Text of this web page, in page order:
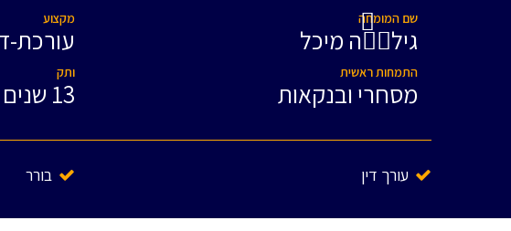
שם המומחה
גילֹה מיכל
התמחות ראשית
מסחרי ובנקאות
מקצוע
עורכת-
ותק
13 שנים
עורך דין בורר